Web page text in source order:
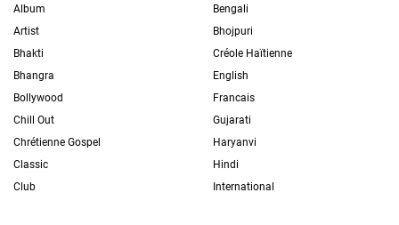
Album
Artist
Bhakti
Bhangra
Bollywood
Chill Out
Chrétienne Gospel
Classic
Club
Bengali
Bhojpuri
Créole Haïtienne
English
Francais
Gujarati
Haryanvi
Hindi
International